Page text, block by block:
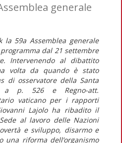
generale
la 59a Assemblea generale
dal 21 settembre
Intervenendo al dibattito
volta da quando è stato
di osservatore della Santa
a p. 526 e Regno-att.
vaticano per i rapporti
Lajolo ha ribadito il
al lavoro delle Nazioni
e sviluppo, disarmo e
una riforma dell’organismo